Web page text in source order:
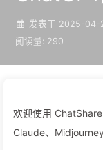
常见问题
发表于 2025-04-
阅读量: 290
欢迎使用
Claude、Midjourney